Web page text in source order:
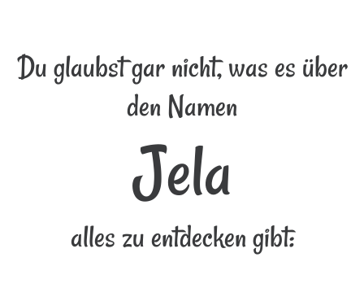
Du glaubst gar nicht, was es über
den Namen
Jela
alles zu entdecken gibt: